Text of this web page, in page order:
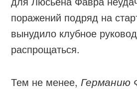
поражений подряд на
вынудило клубное
распрощаться.
Тем не менее,Германию